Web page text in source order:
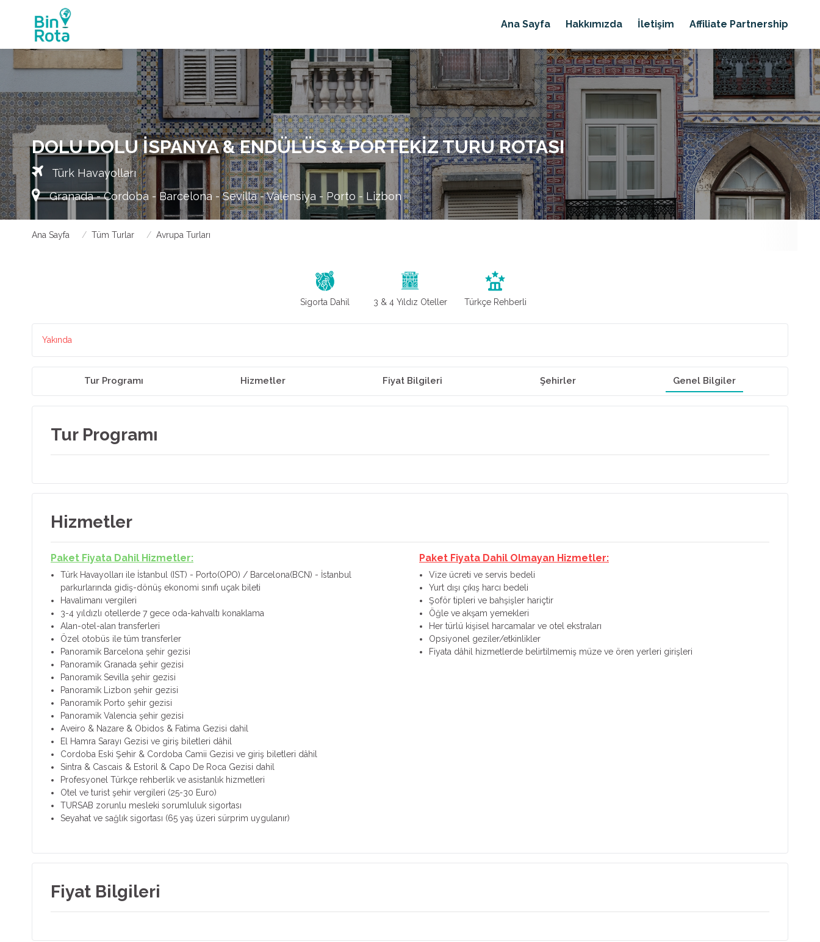
Ana Sayfa Hakkımızda İletişim Affiliate Partnership
DOLU DOLU İSPANYA & ENDÜLÜS & PORTEKIZ TURU ROTASI
Türk Havayolları
Granada - Cordoba - Barcelona - Sevilla - Valensiya - Porto - Lizbon
Ana Sayfa Tüm Turlar Avrupa Turları
Sigorta Dahil 3 & 4 Yıldız Oteller Türkçe Rehberli
Yakında
Tur Programı Hizmetler Fiyat Bilgileri Şehirler Genel Bilgiler
Tur Programı
Hizmetler
Paket Fiyata Dahil Hizmetler:
Türk Havayolları ile İstanbul (IST) - Porto(OPO) / Barcelona(BCN) - İstanbul
parkurlarında gidiş-dönüş ekonomi sınıfı uçak bileti
Havalimanı vergileri
3-4 yıldızlı otellerde 7 gece oda-kahvaltı konaklama
Alan-otel-alan transferleri
Özel otobüs ile tüm transferler
Panoramik Barcelona şehir gezisi
Panoramik Granada şehir gezisi
Panoramik Sevilla şehir gezisi
Panoramik Lizbon şehir gezisi
Panoramik Porto şehir gezisi
Panoramik Valencia şehir gezisi
Aveiro & Nazare & Obidos & Fatima Gezisi dahil
El Hamra Sarayı Gezisi ve giriş biletleri dâhil
Cordoba Eski Şehir & Cordoba Camii Gezisi ve giriş biletleri dâhil
Sintra & Cascais & Estoril & Capo De Roca Gezisi dahil
Profesyonel Türkçe rehberlik ve asistanlık hizmetleri
Otel ve turist şehir vergileri (25-30 Euro)
TURSAB zorunlu mesleki sorumluluk sigortası
Seyahat ve sağlık sigortası (65 yaş üzeri sürprim uygulanır)
Paket Fiyata Dahil Olmayan Hizmetler:
Vize ücreti ve servis bedeli
Yurt dışı çıkış harcı bedeli
Şoför tipleri ve bahşişler hariçtir
Öğle ve akşam yemekleri
Her türlü kişisel harcamalar ve otel ekstraları
Opsiyonel geziler/etkinlikler
Fiyata dâhil hizmetlerde belirtilmemiş müze ve ören yerleri girişleri
Fiyat Bilgileri